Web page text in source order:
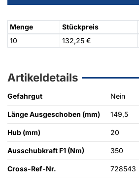
Menge Stückpreis
10
132,25 €
Artikeldetails
Gefahrgut Nein
Länge Ausgeschoben (mm) 149,5
Hub (mm) 20
Ausschubkraft F1 (Nm) 350
Cross-Ref-Nr. 728543